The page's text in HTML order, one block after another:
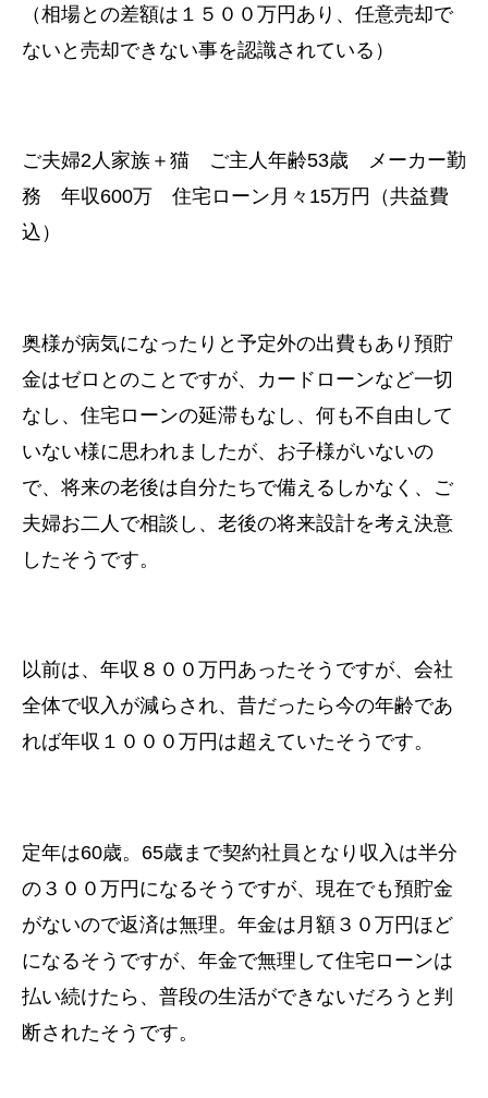
（相場との差額は１５００万円あり、任意売却で
ないと売却できない事を認識されている）
ご夫婦2人家族＋猫 ご主人年齢53歳 メーカー勤
務 年収600万 住宅ローン月々15万円（共益費
込）
奥様が病気になったりと予定外の出費もあり預貯
金はゼロとのことですが、カードローンなど一切
なし、住宅ローンの延滞もなし、何も不自由して
いない様に思われましたが、お子様がいないの
で、将来の老後は自分たちで備えるしかなく、ご
夫婦お二人で相談し、老後の将来設計を考え決意
したそうです。
以前は、年収８００万円あったそうですが、会社
全体で収入が減らされ、昔だったら今の年齢であ
れば年収１０００万円は超えていたそうです。
定年は60歳。65歳まで契約社員となり収入は半分
の３００万円になるそうですが、現在でも預貯金
がないので返済は無理。年金は月額３０万円ほど
になるそうですが、年金で無理して住宅ローンは
払い続けたら、普段の生活ができないだろうと判
断されたそうです。